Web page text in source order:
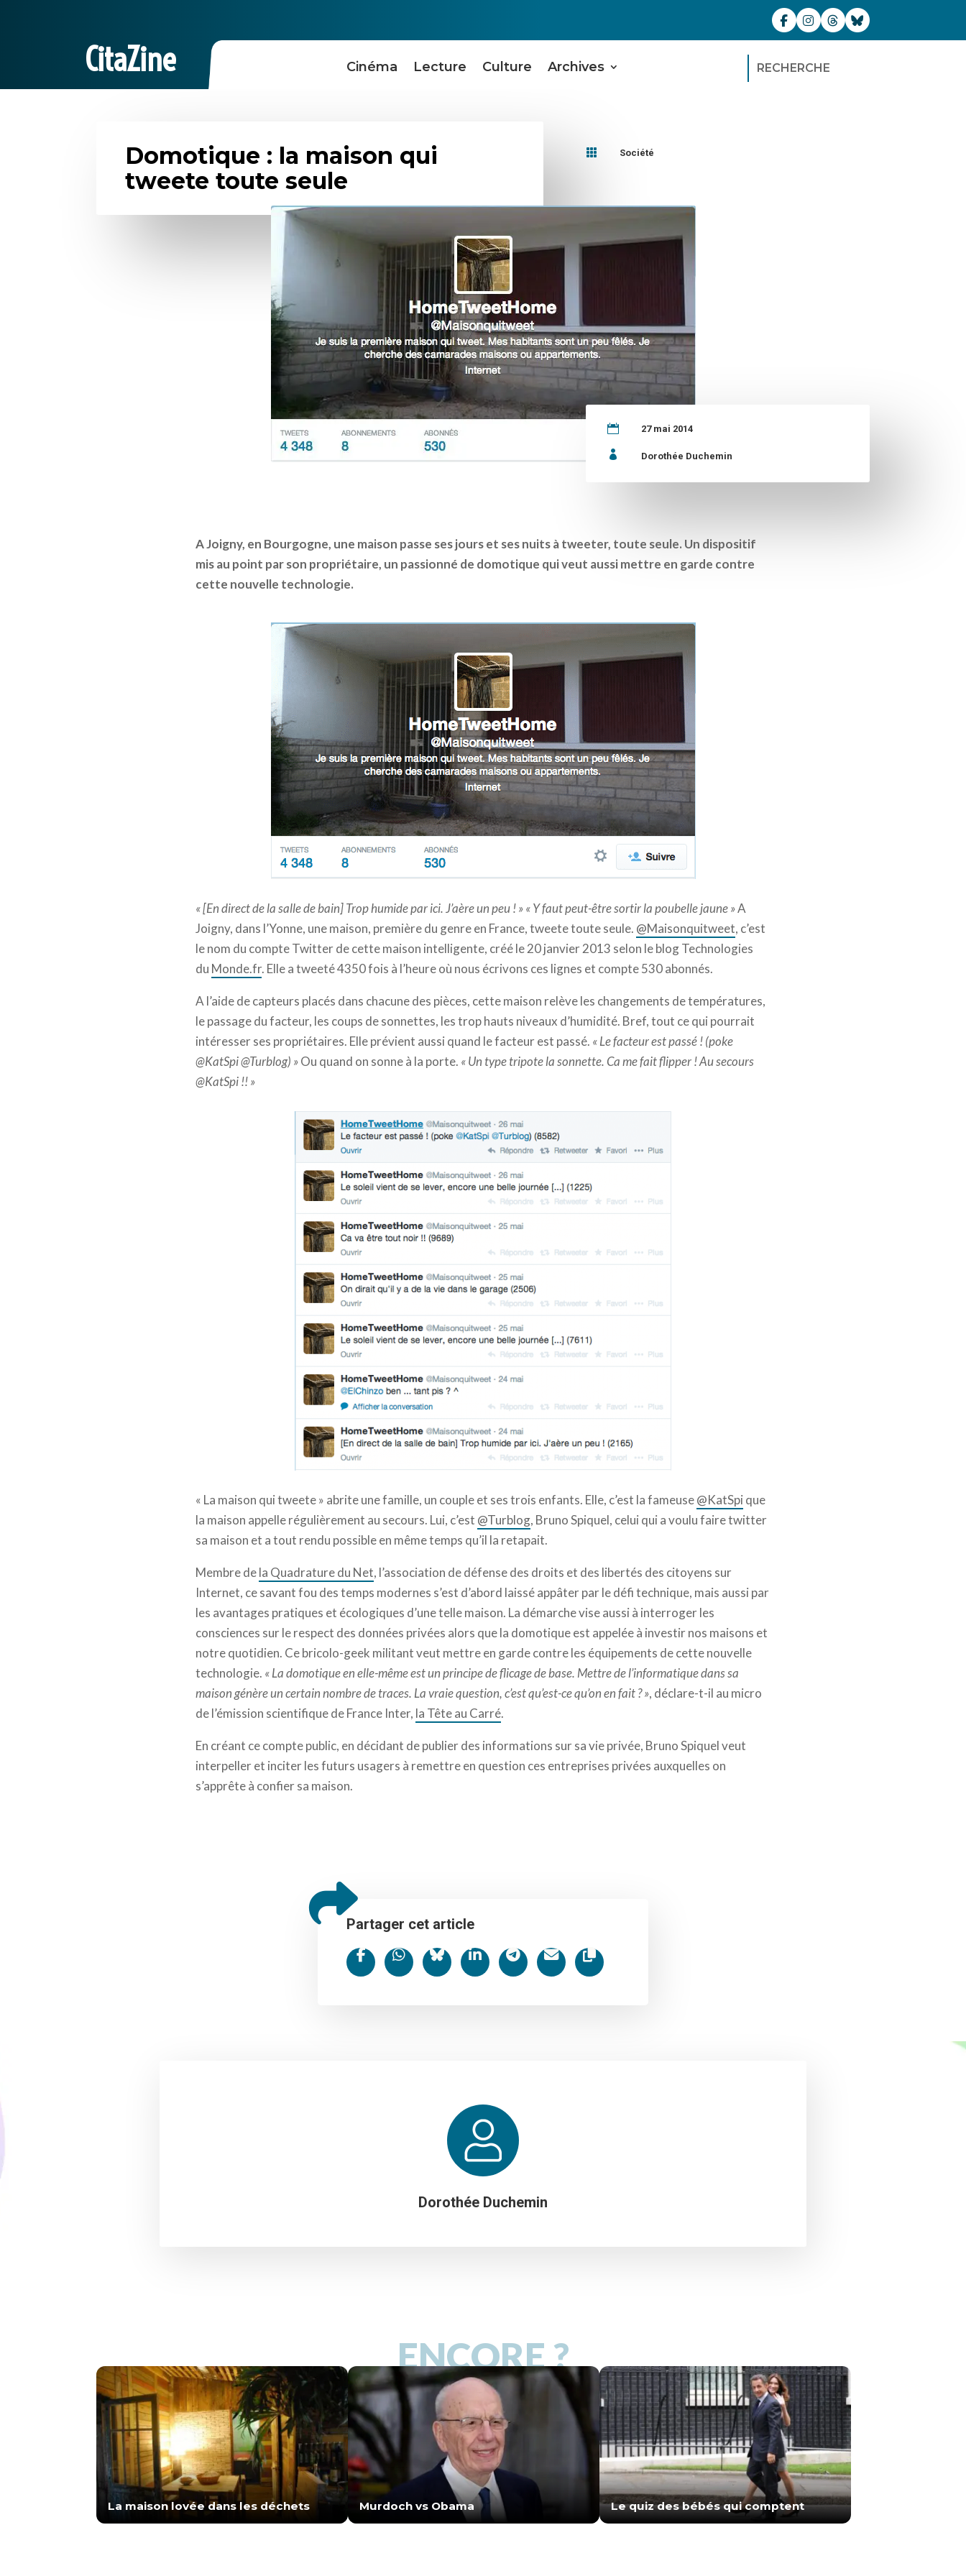
CitaZine Cinéma Lecture Culture Archives RECHERCHE
Domotique : la maison qui
tweete toute seule
 Société
 27 mai 2014
 Dorothée Duchemin
A Joigny, en Bourgogne, une maison passe ses jours et ses nuits à tweeter, toute seule. Un dispositif
mis au point par son propriétaire, un passionné de domotique qui veut aussi mettre en garde contre
cette nouvelle technologie.
« [En direct de la salle de bain] Trop humide par ici. J’aère un peu ! »« Y faut peut-être sortir la poubelle jaune »A
Joigny, dans l’Yonne, une maison, première du genre en France, tweete toute seule. @Maisonquitweet, c’est
le nom du compte Twitter de cette maison intelligente, créé le 20 janvier 2013 selon le blog Technologies
du Monde.fr. Elle a tweeté 4350 fois à l’heure où nous écrivons ces lignes et compte 530 abonnés.
A l’aide de capteurs placés dans chacune des pièces, cette maison relève les changements de températures,
le passage du facteur, les coups de sonnettes, les trop hauts niveaux d’humidité. Bref, tout ce qui pourrait
intéresser ses propriétaires. Elle prévient aussi quand le facteur est passé. « Le facteur est passé ! (poke
@KatSpi @Turblog) »Ou quand on sonne à la porte. « Un type tripote la sonnette. Ca me fait flipper ! Au secours
@KatSpi !! »
« La maison qui tweete » abrite une famille, un couple et ses trois enfants. Elle, c’est la fameuse@KatSpi que
la maison appelle régulièrement au secours. Lui, c’est @Turblog, Bruno Spiquel, celui qui a voulu faire twitter
sa maison et a tout rendu possible en même temps qu’il la retapait.
Membre dela Quadrature du Net, l’association de défense des droits et des libertés des citoyens sur
Internet, ce savant fou des temps modernes s’est d’abord laissé appâter par le défi technique, mais aussi par
les avantages pratiques et écologiques d’une telle maison. La démarche vise aussi à interroger les
consciences sur le respect des données privées alors que la domotique est appelée à investir nos maisons et
notre quotidien. Ce bricolo-geek militant veut mettre en garde contre les équipements de cette nouvelle
technologie. « La domotique en elle-même est un principe de flicage de base. Mettre de l’informatique dans sa
maison génère un certain nombre de traces. La vraie question, c’est qu’est-ce qu’on en fait ? », déclare-t-il au micro
de l’émission scientifique de France Inter, la Tête au Carré.
En créant ce compte public, en décidant de publier des informations sur sa vie privée, Bruno Spiquel veut
interpeller et inciter les futurs usagers à remettre en question ces entreprises privées auxquelles on
s’apprête à confier sa maison.
Partager cet article
Dorothée Duchemin
ENCORE ?
La maison lovée dans les déchets Murdoch vs Obama Le quiz des bébés qui comptent